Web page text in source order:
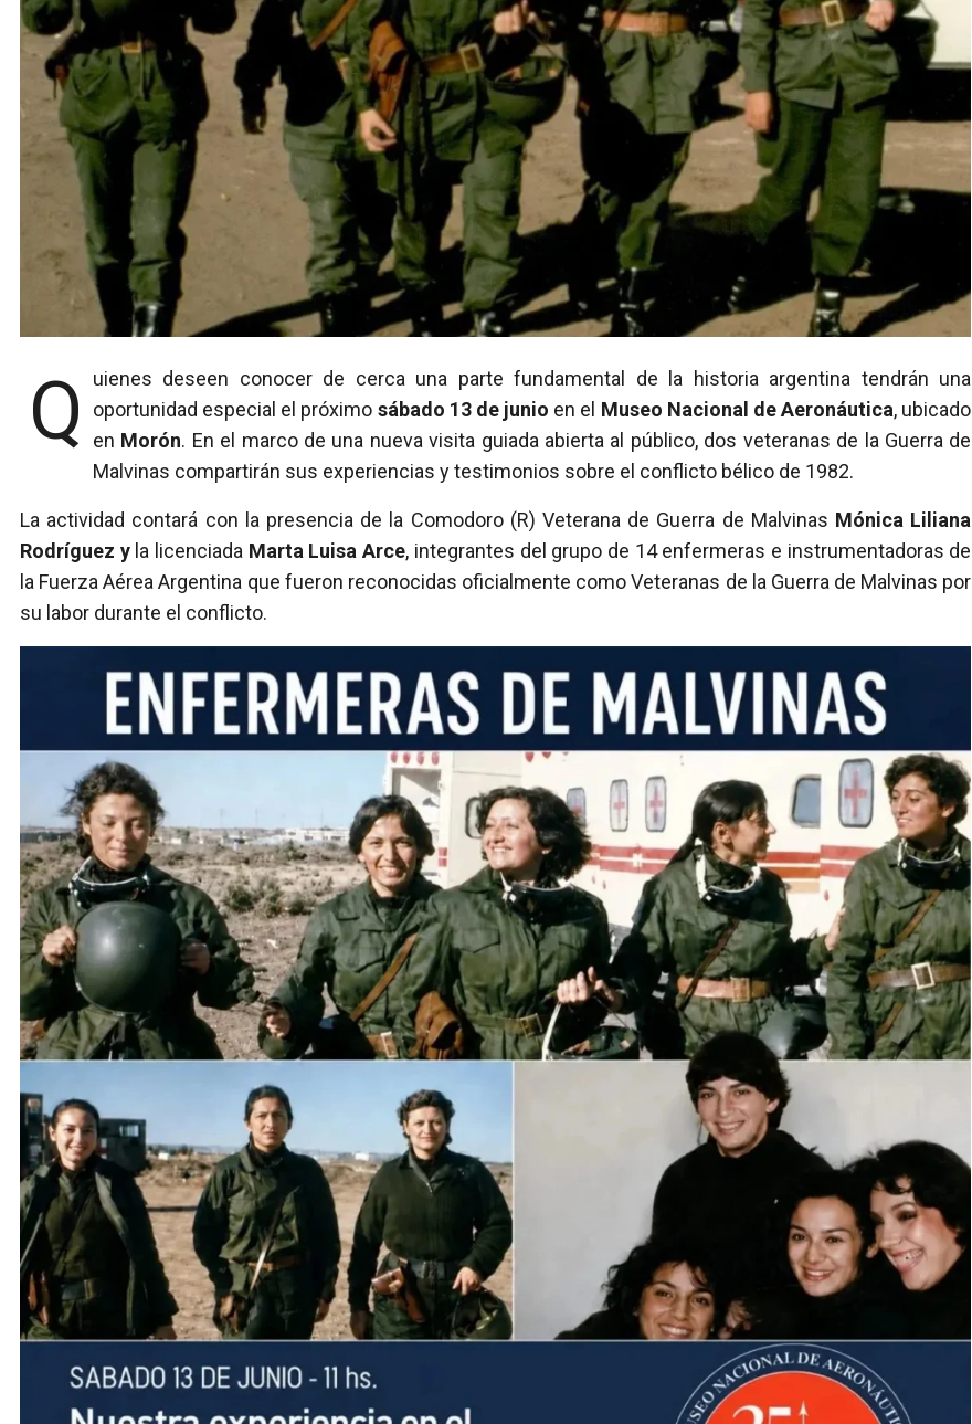
Quienes deseen conocer de cerca una parte fundamental de la historia argentina tendrán una oportunidad especial el próximo sábado 13 de junio en el Museo Nacional de Aeronáutica, ubicado
en Morón. En el marco de una nueva visita guiada abierta al público, dos veteranas de la Guerra de
Malvinas compartirán sus experiencias y testimonios sobre el conflicto bélico de 1982.
La actividad contará con la presencia de la Comodoro (R) Veterana de Guerra de Malvinas Mónica Liliana
Rodríguez yla licenciada Marta Luisa Arce, integrantes del grupo de 14 enfermeras e instrumentadoras de
la Fuerza Aérea Argentina que fueron reconocidas oficialmente como Veteranas de la Guerra de Malvinas por
su labor durante el conflicto.